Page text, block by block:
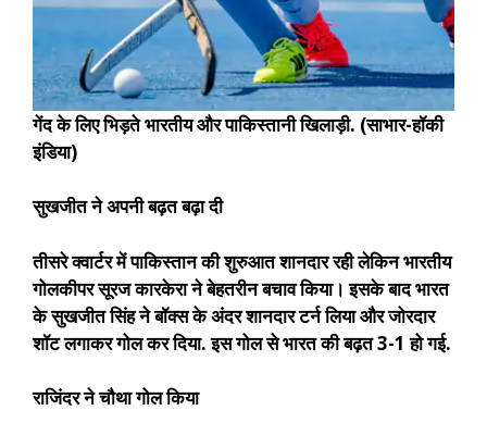
गेंद के लिए भिड़ते भारतीय और पाकिस्तानी खिलाड़ी. (साभार-हॉकी
इंडिया)
सुखजीत ने अपनी बढ़त बढ़ा दी
तीसरे क्वार्टर में पाकिस्तान की शुरुआत शानदार रही लेकिन भारतीय
गोलकीपर सूरज कारकेरा ने बेहतरीन बचाव किया। इसके बाद भारत
के सुखजीत सिंह ने बॉक्स के अंदर शानदार टर्न लिया और जोरदार
शॉट लगाकर गोल कर दिया. इस गोल से भारत की बढ़त 3-1 हो गई.
राजिंदर ने चौथा गोल किया